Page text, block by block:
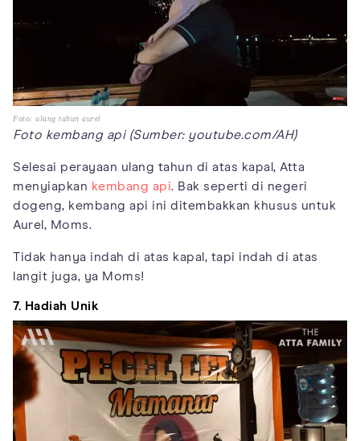
Foto: ulang tahun aurel
Foto kembang api (Sumber: youtube.com/AH)
Selesai perayaan ulang tahun di atas kapal, Atta
menyiapkan kembang api. Bak seperti di negeri
dogeng, kembang api ini ditembakkan khusus untuk
Aurel, Moms.
Tidak hanya indah di atas kapal, tapi indah di atas
langit juga, ya Moms!
7. Hadiah Unik